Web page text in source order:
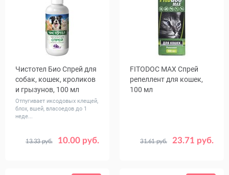
Чистотел Био Спрей для
собак, кошек, кроликов
и грызунов, 100 мл
Отпугивает иксодовых клещей,
блох, вшей, власоедов до 1
неде...
10.00 руб.
13.33 руб.
FITODOC MAX Спрей
репеллент для кошек,
100 мл
23.71 руб.
31.61 руб.